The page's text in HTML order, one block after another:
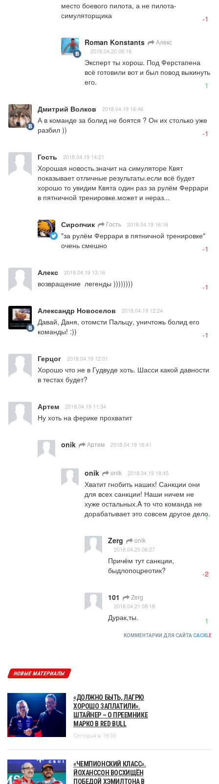
место боевого пилота, а не пилота-
симуляторщика
-1
Roman Konstants Алекс
2018.04.20 08:16
Эксперт ты хорош. Под Ферстапена
всё готовили вот и был повод выкинуть
его.
1
Дмитрий Волков 2018.04.19 16:46
А в команде за болид не боятся ? Он их столько уже
разбил ))
-1
Гость 2018.04.19 14:21
Хорошая новость.значит на симуляторе Квят
показывает отличные результаты.если всё будет
хорошо то увидим Квята один раз за рулём Феррари
в пятничной тренировке.может и нераз...
Сиропчик Гость 2018.04.19 16:16
"за рулём Феррари в пятничной тренировке"
очень смешно
-1
Алекс 2018.04.19 13:16
возвращение  легенды )))))))) -1
Александр Новоселов 2018.04.19 12:24
Давай, Даня, отомсти Пальцу, уничтожь болид его
команды! :))
-1
Герцог 2018.04.19 12:01
Хорошо что не в Гудвуде хоть. Шасси какой давности
в тестах будет?
Артем 2018.04.19 11:34
Ну хоть на ферике прохватит
onik Артем 2018.04.19 18:41
onik onik 2018.04.19 18:45
Хватит гнобить наших! Санкции они
для всех санкции! Наши ничем не
хуже остальных.A то что команда не
дорабатывает это совсем другое дело.
1
Zerg onik
2018.04.20 06:27
Причём тут санкции,
быдлопоцреотик?
-2
101 Zerg
2018.04.21 08:18
Дурак,ты. 1
КОММЕНТАРИИ ДЛЯ САЙТАCACKLE
НОВЫЕ МАТЕРИАЛЫ
«ДОЛЖНО БЫТЬ, ЛАГРЮ
ХОРОШО ЗАПЛАТИЛИ».
ШТАЙНЕР – О ПРЕЕМНИКЕ
МАРКО В RED BULL
Сегодня в 18:55
«ЧЕМПИОНСКИЙ КЛАСС».
ЙОХАНССОН ВОСХИЩЁН
ПОБЕДОЙ ХЭМИЛТОНА В